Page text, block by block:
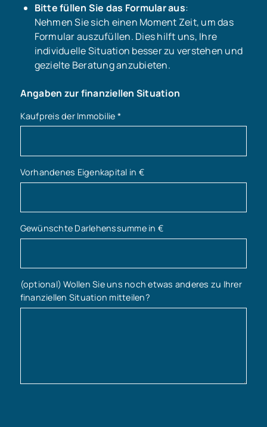
Bitte füllen Sie das Formular aus:
Nehmen Sie sich einen Moment Zeit, um das
Formular auszufüllen. Dies hilft uns, Ihre
individuelle Situation besser zu verstehen und
gezielte Beratung anzubieten.
Angaben zur finanziellen Situation
Kaufpreis der Immobilie *
Vorhandenes Eigenkapital in €
Gewünschte Darlehenssumme in €
(optional) Wollen Sie uns noch etwas anderes zu Ihrer
finanziellen Situation mitteilen?